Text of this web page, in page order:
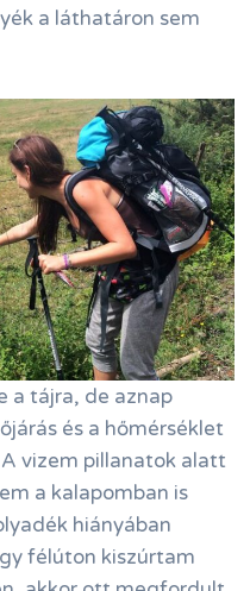
a láthatáron sem
a tájra, de aznap
és a hőmérséklet
vizem pillanatok alatt
a kalapomban is
hiányában
félúton kiszúrtam